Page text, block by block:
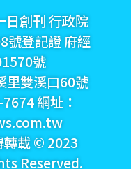
日創刊 行政院
號登記證 府經
號
里雙溪口60號
網址：
轉載 © 2023
Reserved.